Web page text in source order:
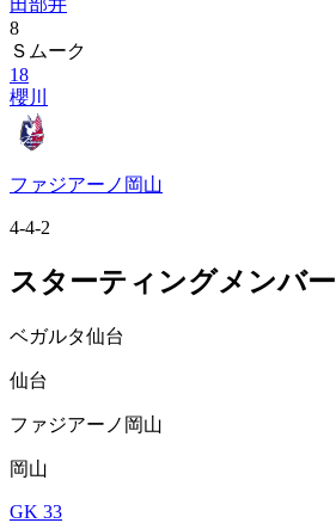
田部井
8
Ｓムーク
18
櫻川
ファジアーノ岡山
4-4-2
スターティングメンバー
ベガルタ仙台
仙台
ファジアーノ岡山
岡山
GK 33